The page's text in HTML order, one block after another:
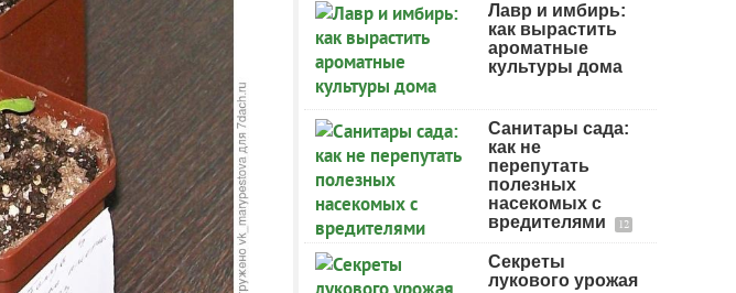
Лавр и имбирь:
как вырастить
ароматные
культуры дома
Санитары сада:
как не
перепутать
полезных
насекомых с
вредителями
12
Секреты
лукового урожая